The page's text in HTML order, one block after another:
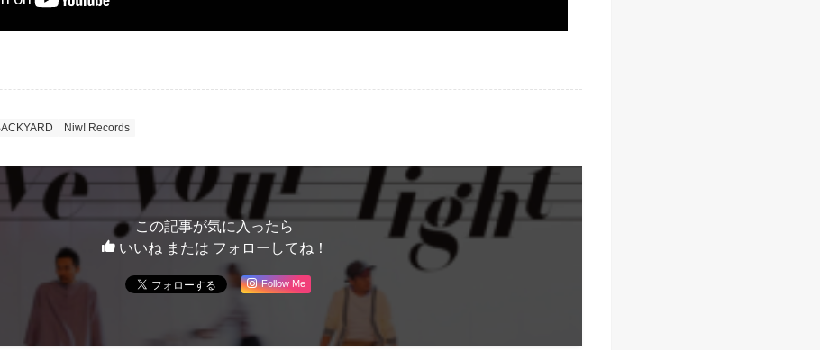
Niw! Records
この記事が気に入ったら
いいね または フォローしてね！
Follow Me